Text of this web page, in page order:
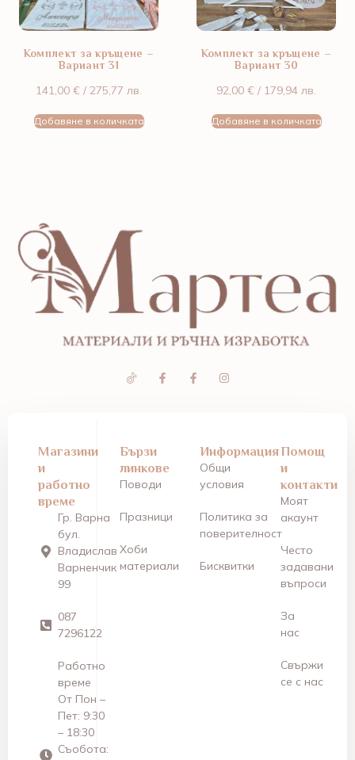
Комплект за кръщене –
Вариант 31
141,00 € / 275,77 лв.
Добавяне в количката
Комплект за кръщене –
Вариант 30
92,00 € / 179,94 лв.
Добавяне в количката
Магазини
и
работно
време
Гр. Варна
бул.
Владислав
Варненчик
99
087
7296122
Работно
време
От Пон –
Пет: 9:30
– 18:30
Съобота:
Бързи
линкове
Поводи
Празници
Хоби
материали
Информация
Общи
условия
Политика за
поверителност
Бисквитки
Помощ
и
контакти
Моят
акаунт
Често
задавани
въпроси
За
нас
Свържи
се с нас